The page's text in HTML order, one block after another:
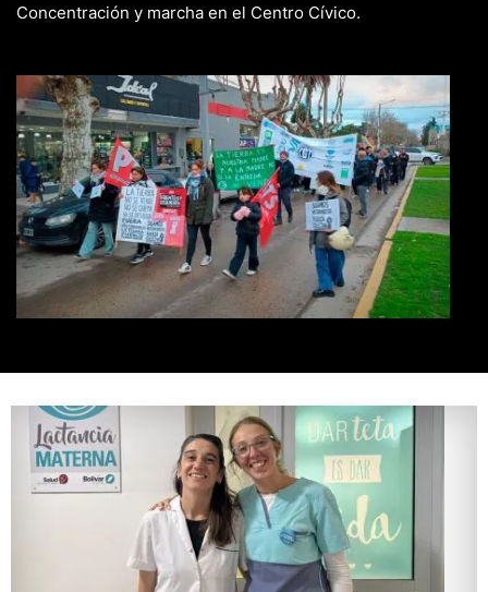
Concentración y marcha en el Centro Cívico.